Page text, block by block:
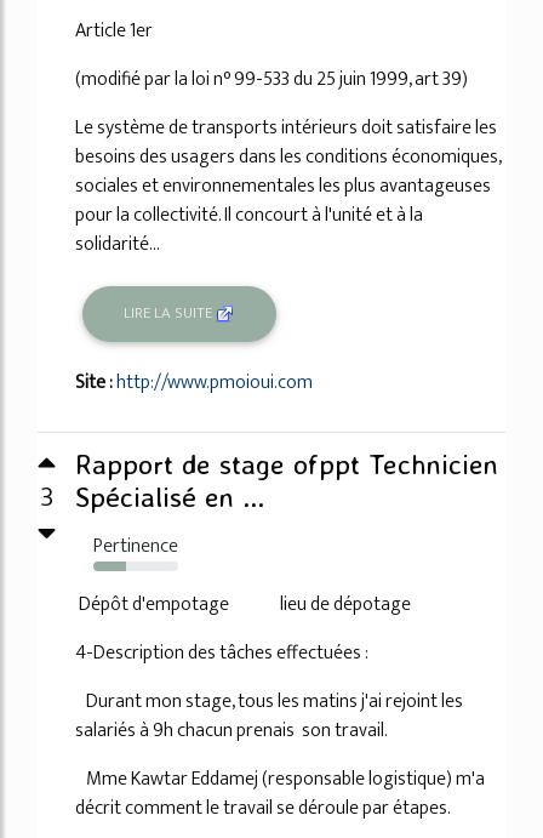
Article 1er
(modifié par la loi n° 99-533 du 25 juin 1999, art 39)
Le système de transports intérieurs doit satisfaire les
besoins des usagers dans les conditions économiques,
sociales et environnementales les plus avantageuses
pour la collectivité. Il concourt à l'unité et à la
solidarité...
LIRE LA SUITE
Site :http://www.pmoioui.com
3
Rapport de stage ofppt Technicien
Spécialisé en ...
Pertinence
38%
Dépôt d'empotage lieu de dépotage
4-Description des tâches effectuées :
Durant mon stage, tous les matins j'ai rejoint les
salariés à 9h chacun prenais son travail.
Mme Kawtar Eddamej (responsable logistique) m'a
décrit comment le travail se déroule par étapes.